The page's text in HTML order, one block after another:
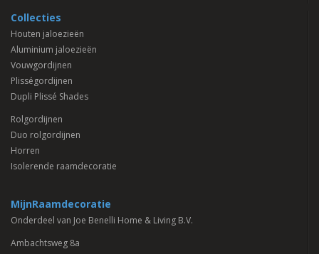
Collecties
Houten jaloezieën
Aluminium jaloezieën
Vouwgordijnen
Plisségordijnen
Dupli Plissé Shades
Rolgordijnen
Duo rolgordijnen
Horren
Isolerende raamdecoratie
MijnRaamdecoratie
Onderdeel van Joe Benelli Home & Living B.V.
Ambachtsweg 8a